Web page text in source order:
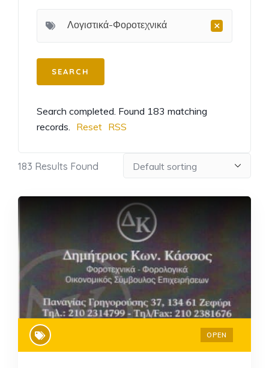
×
Λογιστικά-Φοροτεχνικά
Search completed. Found 183 matching
records.
Reset RSS
183 Results Found
OPEN